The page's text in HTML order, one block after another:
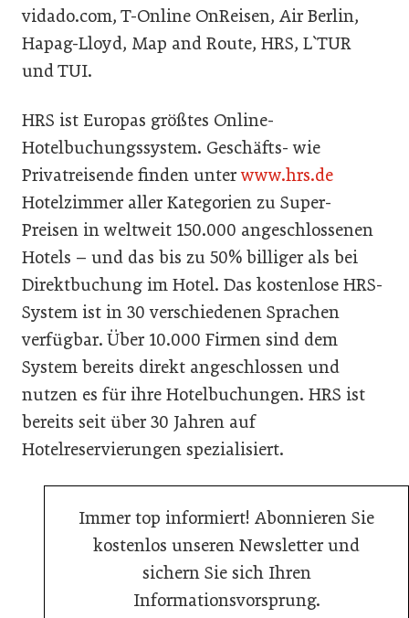
vidado.com, T-Online OnReisen, Air Berlin,
Hapag-Lloyd, Map and Route, HRS, L`TUR
und TUI.
HRS ist Europas größtes Online-
Hotelbuchungssystem. Geschäfts- wie
Privatreisende finden unterwww.hrs.de
Hotelzimmer aller Kategorien zu Super-
Preisen in weltweit 150.000 angeschlossenen
Hotels – und das bis zu 50% billiger als bei
Direktbuchung im Hotel. Das kostenlose HRS-
System ist in 30 verschiedenen Sprachen
verfügbar. Über 10.000 Firmen sind dem
System bereits direkt angeschlossen und
nutzen es für ihre Hotelbuchungen. HRS ist
bereits seit über 30 Jahren auf
Hotelreservierungen spezialisiert.
Immer top informiert! Abonnieren Sie
kostenlos unseren Newsletter und
sichern Sie sich Ihren
Informationsvorsprung.